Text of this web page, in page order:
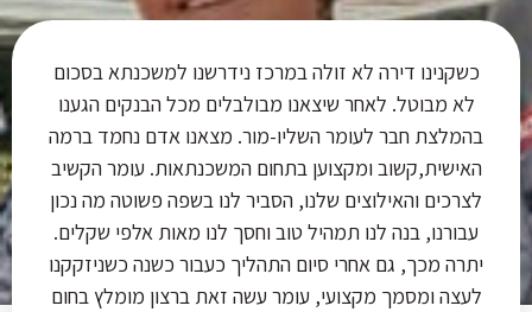
כשקנינו דירה לא זולה במרכז נידרשנו למשכנתא בסכום
לא מבוטל. לאחר שיצאנו מבולבלים מכל הבנקים הגענו
בהמלצת חבר לעומר השליו-מור. מצאנו אדם נחמד ברמה
האישית,קשוב ומקצוען בתחום המשכנתאות. עומר הקשיב
לצרכים והאילוצים שלנו, הסביר לנו בשפה פשוטה מה נכון
עבורנו, בנה לנו תמהיל טוב וחסך לנו מאות אלפי שקלים.
יתרה מכך, גם אחרי סיום התהליך כעבור כשנה כשניזקקנו
לעצה ומסמך מקצועי, עומר עשה זאת ברצון מומלץ בחום